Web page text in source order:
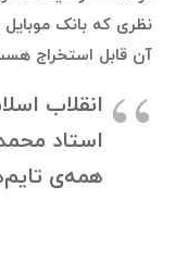
نظری که بانک موبایل
آن قابل استخراج
انقلاب
استاد
همه‌ی